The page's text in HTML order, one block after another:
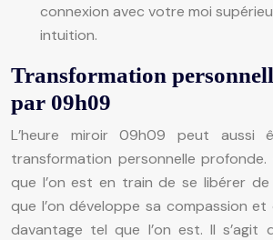
connexion avec votre moi
intuition.
Transformation
par 09h09
L’heure miroir 09h09 peut aussi
transformation personnelle
que l’on est en train de se libérer de
que l’on développe sa compassion et
davantage tel que l’on est. Il s’agit